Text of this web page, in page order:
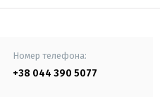
Номер телефона:
+38 044 390 5077